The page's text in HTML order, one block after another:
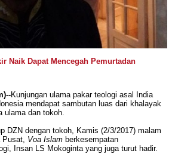
Naik Dapat Mencegah Pemurtadan
Kunjungan ulama pakar teologi asal India
mendapat sambutan luas dari khalayak
ulama dan tokoh.
DZN dengan tokoh, Kamis (2/3/2017) malam
Pusat, Voa Islam berkesempatan
Insan LS Mokoginta yang juga turut hadir.